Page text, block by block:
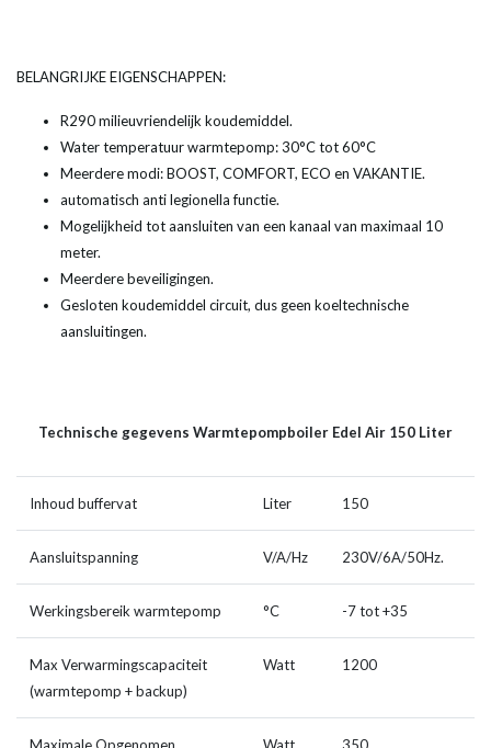
BELANGRIJKE EIGENSCHAPPEN:
R290 milieuvriendelijk koudemiddel.
Water temperatuur warmtepomp: 30°C tot 60°C
Meerdere modi: BOOST, COMFORT, ECO en VAKANTIE.
automatisch anti legionella functie.
Mogelijkheid tot aansluiten van een kanaal van maximaal 10
meter.
Meerdere beveiligingen.
Gesloten koudemiddel circuit, dus geen koeltechnische
aansluitingen.
Technische gegevens Warmtepompboiler Edel Air 150 Liter
Inhoud buffervat Liter 150
Aansluitspanning V/A/Hz 230V/6A/50Hz.
Werkingsbereik warmtepomp °C -7 tot +35
Max Verwarmingscapaciteit
(warmtepomp + backup)
Watt 1200